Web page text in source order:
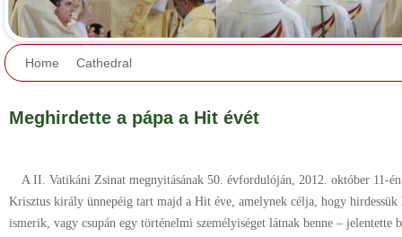
Home Cathedral
Meghirdette a pápa a Hit évét
A II. Vatikáni Zsinat megnyitásának 50. évfordulóján, 2012. október 11-
Krisztus király ünnepéig tart majd a Hit éve, amelynek célja, hogy
ismerik, vagy csupán egy történelmi személyiséget látnak benne – jelentette